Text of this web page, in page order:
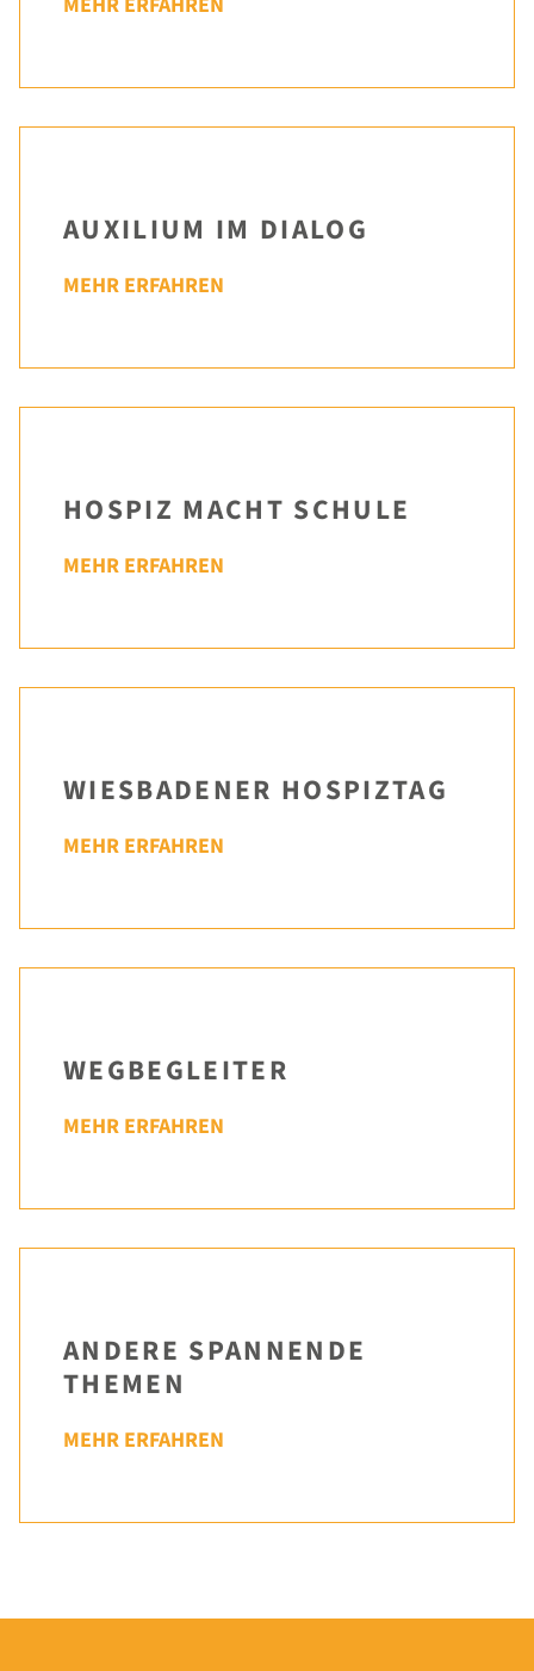
AUXILIUM IM DIALOG
MEHR ERFAHREN
HOSPIZ MACHT SCHULE
MEHR ERFAHREN
WIESBADENER HOSPIZTAG
MEHR ERFAHREN
WEGBEGLEITER
MEHR ERFAHREN
ANDERE SPANNENDE
THEMEN
MEHR ERFAHREN